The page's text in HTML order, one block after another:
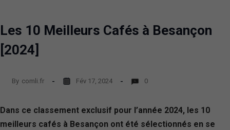
Les 10 Meilleurs Cafés à Besançon
[2024]
By comli.fr Fév 17, 2024 0
Dans ce classement exclusif pour l’année 2024, les 10
meilleurs cafés à Besançon ont été sélectionnés en se